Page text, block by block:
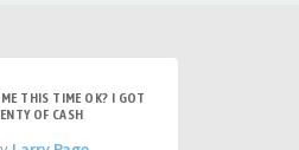
THIS TIME OK? I GOT
OF CASH